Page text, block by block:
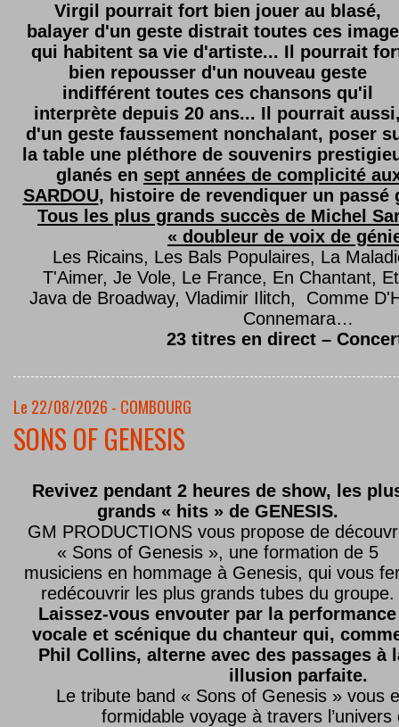
Virgil pourrait fort bien jouer au blasé,
balayer d'un geste distrait toutes ces
qui habitent sa vie d'artiste... Il pourrait
bien repousser d'un nouveau geste
indifférent toutes ces chansons qu'il
interprète depuis 20 ans... Il pourrait
d'un geste faussement nonchalant, poser
la table une pléthore de souvenirs
glanés en sept années de complicité
SARDOU, histoire de revendiquer un passé
Tous les plus grands succès de Michel
« doubleur de voix de
Les Ricains, Les Bals Populaires, La
T'Aimer, Je Vole, Le France, En Chantant,
Java de Broadway, Vladimir Ilitch, Comme
Connemara…
23 titres en direct –
Le 22/08/2026 - COMBOURG
SONS OF GENESIS
Revivez pendant 2 heures de show, les
grands « hits » de GENESIS.
GM PRODUCTIONS vous propose de
« Sons of Genesis », une formation de 5
musiciens en hommage à Genesis, qui vous
redécouvrir les plus grands tubes du groupe.
Laissez-vous envouter par la performance
vocale et scénique du chanteur qui,
Phil Collins, alterne avec des passages à
illusion parfaite.
Le tribute band « Sons of Genesis » vous
formidable voyage à travers l’univers